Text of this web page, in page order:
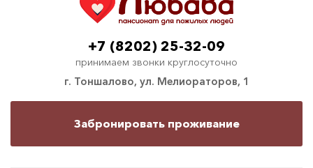
г. Тоншалово, ул. Мелиораторов, 1
+7 (8202) 25-32-09
принимаем звонки круглосуточно
Забронировать проживание